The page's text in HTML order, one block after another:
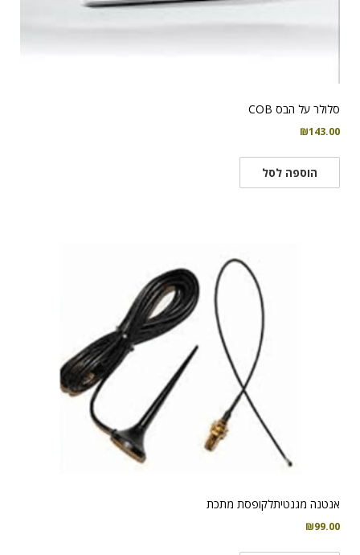
סלולר על הבס COB
₪143.00
הוספה לסל
אנטנה מגנטיתלקופסת מתכת
₪99.00